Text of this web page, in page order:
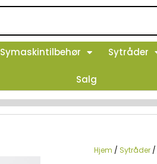
Symaskintilbehør Sytråder
Salg
Hjem / Sytråder /